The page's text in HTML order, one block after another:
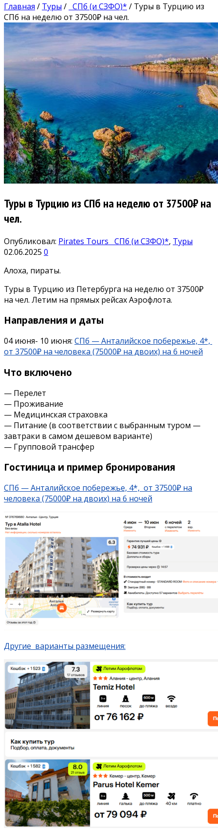
Главная / Туры / СПб (и СЗФО)* / Туры в Турцию из
СПб на неделю от 37500₽ на чел.
Туры в Турцию из СПб на неделю от 37500₽ на
чел.
Опубликовал: Pirates Tours СПб (и СЗФО)*, Туры
02.06.2025 0
Алоха, пираты.
Туры в Турцию из Петербурга на неделю от 37500₽
на чел. Летим на прямых рейсах Аэрофлота.
Направления и даты
04 июня- 10 июня: СПб — Анталийское побережье, 4*,
от 37500₽ на человека (75000₽ на двоих) на 6 ночей
Что включено
— Перелет
— Проживание
— Медицинская страховка
— Питание (в соответствии с выбранным туром —
завтраки в самом дешевом варианте)
— Групповой трансфер
Гостиница и пример бронирования
СПб — Анталийское побережье, 4*, от 37500₽ на
человека (75000₽ на двоих) на 6 ночей
Другие варианты размещения: